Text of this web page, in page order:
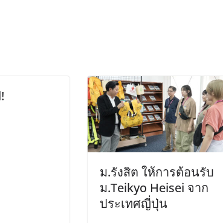
ม.รังสิต ให้การต้อนรับ
ม.Teikyo Heisei จาก
ประเทศญี่ปุ่น